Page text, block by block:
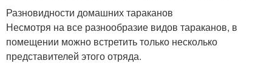
Разновидности домашних тараканов
Несмотря на все разнообразие видов тараканов, в
помещении можно встретить только несколько
представителей этого отряда.